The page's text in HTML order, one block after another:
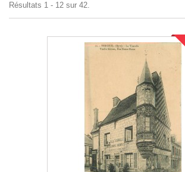
Résultats 1 - 12 sur 42.